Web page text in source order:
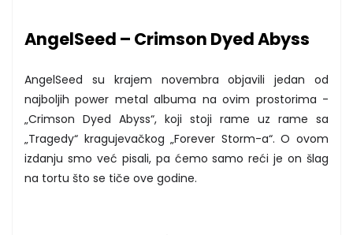
AngelSeed – Crimson Dyed Abyss
AngelSeed su krajem novembra objavili jedan od
najboljih power metal albuma na ovim prostorima -
„Crimson Dyed Abyss“, koji stoji rame uz rame sa
„Tragedy“ kragujevačkog „Forever Storm-a“. O ovom
izdanju smo već pisali, pa ćemo samo reći je on šlag
na tortu što se tiče ove godine.